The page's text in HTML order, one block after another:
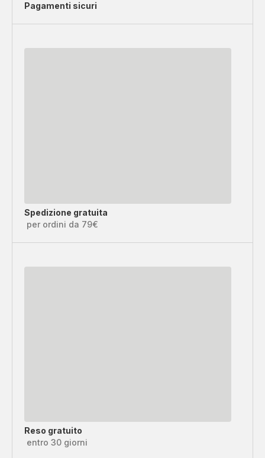
Pagamenti sicuri
Spedizione gratuita
per ordini da 79€
Reso gratuito
entro 30 giorni